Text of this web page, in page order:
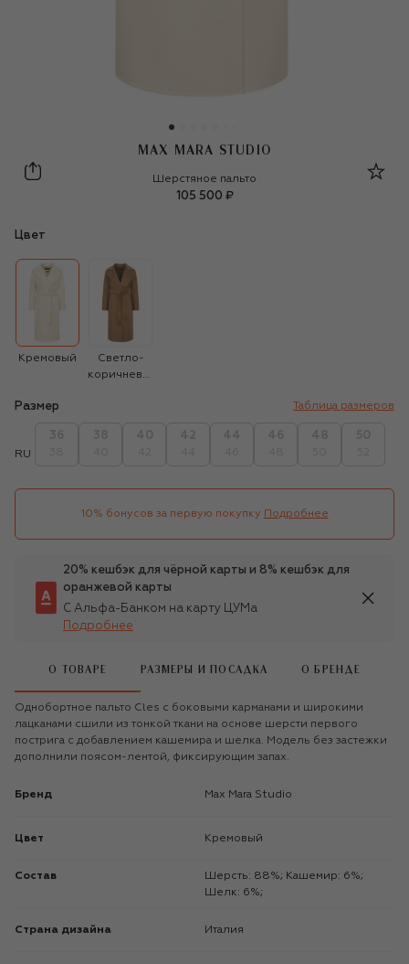
MAX MARA STUDIO
Max Mara Studio
Шерстяное пальто
105 500 ₽
Цвет
Кремовый
Светло-
коричневый
Размер Таблица размеров
RU
10% бонусов за первую покупку Подробнее
20% кешбэк для чёрной карты и 8% кешбэк для
оранжевой карты
С Альфа-Банком на карту ЦУМа
Подробнее
О ТОВАРЕ РАЗМЕРЫ И ПОСАДКА О БРЕНДЕ
Однобортное пальто Cles с боковыми карманами и широкими
лацканами сшили из тонкой ткани на основе шерсти первого
пострига с добавлением кашемира и шелка. Модель без застежки
дополнили поясом-лентой, фиксирующим запах.
Бренд Max Mara Studio
Цвет Кремовый
Состав
Шерсть: 88%; Кашемир: 6%;
Шелк: 6%;
Страна дизайна Италия